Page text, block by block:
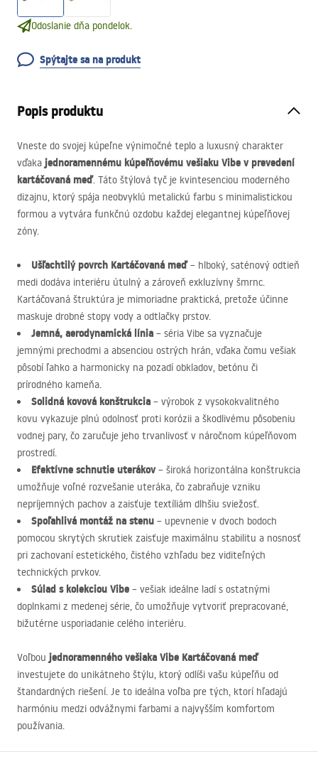
Odoslanie dňa pondelok.
Spýtajte sa na produkt
Popis produktu
Vneste do svojej kúpeľne výnimočné teplo a luxusný charakter
vďaka jednoramennému kúpeľňovému vešiaku Vibe v prevedení
kartáčovaná meď. Táto štýlová tyč je kvintesenciou moderného
dizajnu, ktorý spája neobvyklú metalickú farbu s minimalistickou
formou a vytvára funkčnú ozdobu každej elegantnej kúpeľňovej
zóny.
Ušľachtilý povrch Kartáčovaná meď– hlboký, saténový odtieň
medi dodáva interiéru útulný a zároveň exkluzívny šmrnc.
Kartáčovaná štruktúra je mimoriadne praktická, pretože účinne
maskuje drobné stopy vody a odtlačky prstov.
Jemná, aerodynamická línia – séria Vibe sa vyznačuje
jemnými prechodmi a absenciou ostrých hrán, vďaka čomu vešiak
pôsobí ľahko a harmonicky na pozadí obkladov, betónu či
prírodného kameňa.
Solidná kovová konštrukcia – výrobok z vysokokvalitného
kovu vykazuje plnú odolnosť proti korózii a škodlivému pôsobeniu
vodnej pary, čo zaručuje jeho trvanlivosť v náročnom kúpeľňovom
prostredí.
Efektívne schnutie uterákov– široká horizontálna konštrukcia
umožňuje voľné rozvešanie uteráka, čo zabraňuje vzniku
nepríjemných pachov a zaisťuje textíliám dlhšiu sviežosť.
Spoľahlivá montáž na stenu – upevnenie v dvoch bodoch
pomocou skrytých skrutiek zaisťuje maximálnu stabilitu a nosnosť
pri zachovaní estetického, čistého vzhľadu bez viditeľných
technických prvkov.
Súlad s kolekciou Vibe – vešiak ideálne ladí s ostatnými
doplnkami z medenej série, čo umožňuje vytvoriť prepracované,
bižutérne usporiadanie celého interiéru.
Voľbou jednoramenného vešiaka Vibe Kartáčovaná meď
investujete do unikátneho štýlu, ktorý odlíši vašu kúpeľňu od
štandardných riešení. Je to ideálna voľba pre tých, ktorí hľadajú
harmóniu medzi odvážnymi farbami a najvyšším komfortom
používania.